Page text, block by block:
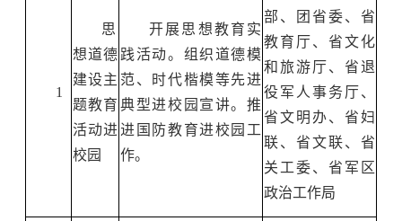
1
思
想道德
建设主
题教育
活动进
校园
开展思想教育实
践活动。组织道德模
范、时代楷模等先进
典型进校园宣讲。推
进国防教育进校园工
作。
部、团省委、省
教育厅、省文化
和旅游厅、省退
役军人事务厅、
省文明办、省妇
联、省文联、省
关工委、省军区
政治工作局